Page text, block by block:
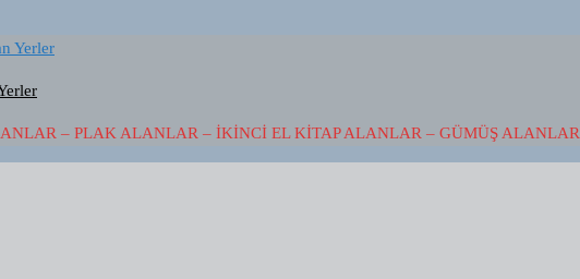
– PLAK ALANLAR – İKINCI EL KITAP ALANLAR – GÜMÜŞ ALANLAR